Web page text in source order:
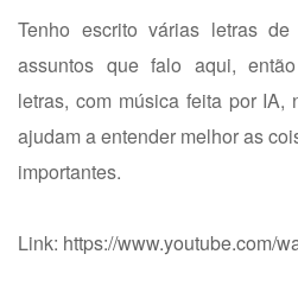
Tenho escrito várias letras
assuntos que falo aqui,
letras, com música feita por IA,
ajudam a entender melhor as
importantes.
Link: https://www.youtube.com/